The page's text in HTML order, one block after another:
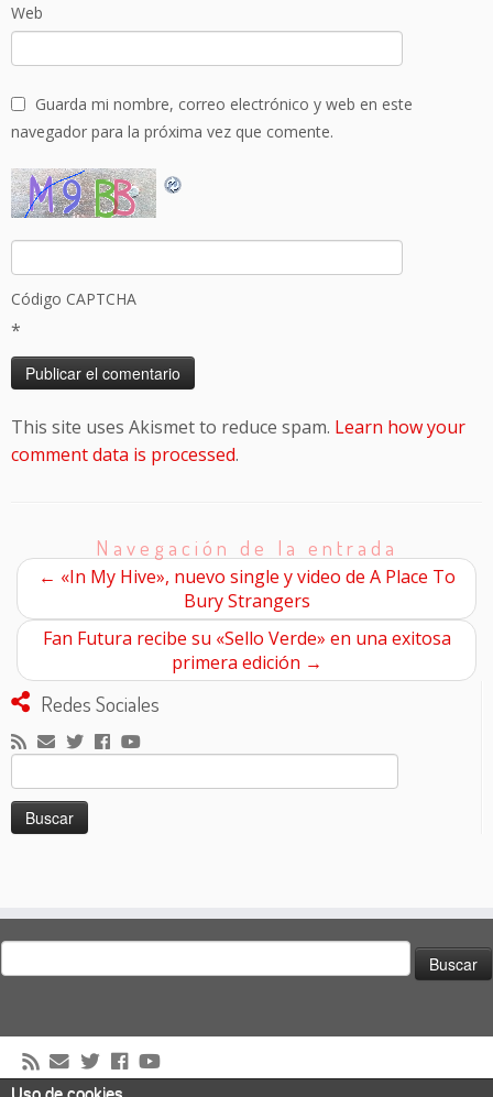
Web
Guarda mi nombre, correo electrónico y web en este
navegador para la próxima vez que comente.
Código CAPTCHA
*
This site uses Akismet to reduce spam. Learn how your
comment data is processed.
Navegación de la entrada
← «In My Hive», nuevo single y video de A Place To
Bury Strangers
Fan Futura recibe su «Sello Verde» en una exitosa
primera edición →
Redes Sociales
Buscar:
Buscar:
Uso de cookies